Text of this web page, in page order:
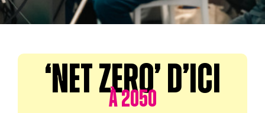
‘Net zero’ d’ici
à 2050